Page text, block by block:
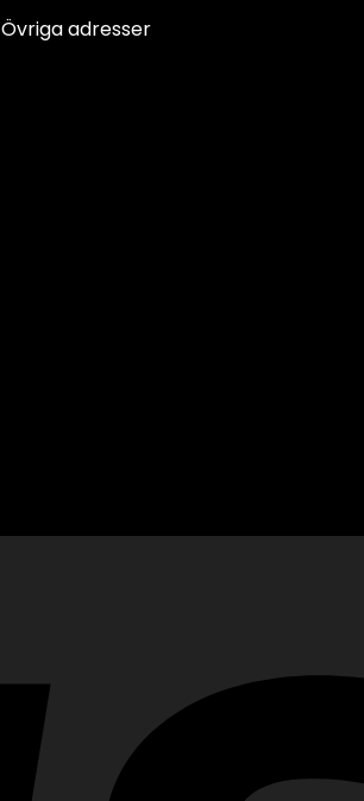
Övriga adresser